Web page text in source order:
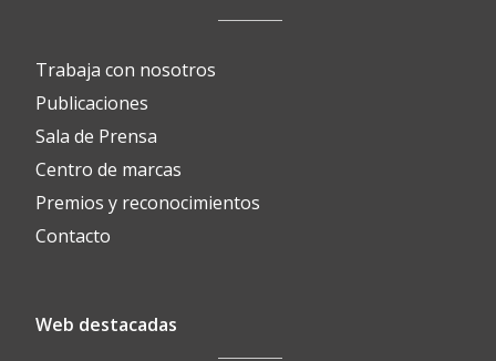
Trabaja con nosotros
Publicaciones
Sala de Prensa
Centro de marcas
Premios y reconocimientos
Contacto
Web destacadas